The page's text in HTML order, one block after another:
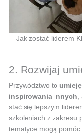
Jak zostać liderem
2. Rozwijaj
Przywództwo to
inspirowania innych
stać się lepszym
szkoleniach z zakresu
tematyce mogą pomóc